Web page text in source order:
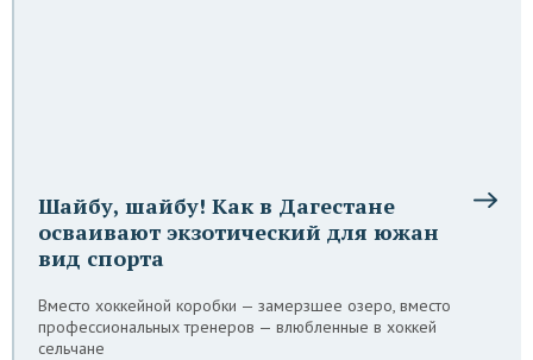
Шайбу, шайбу! Как в Дагестане
осваивают экзотический для южан
вид спорта
Вместо хоккейной коробки — замерзшее озеро, вместо
профессиональных тренеров — влюбленные в хоккей
сельчане